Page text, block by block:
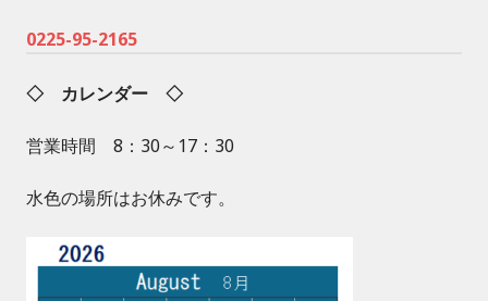
0225-95-2165
◇ カレンダー ◇
営業時間 8：30～17：30
水色の場所はお休みです。